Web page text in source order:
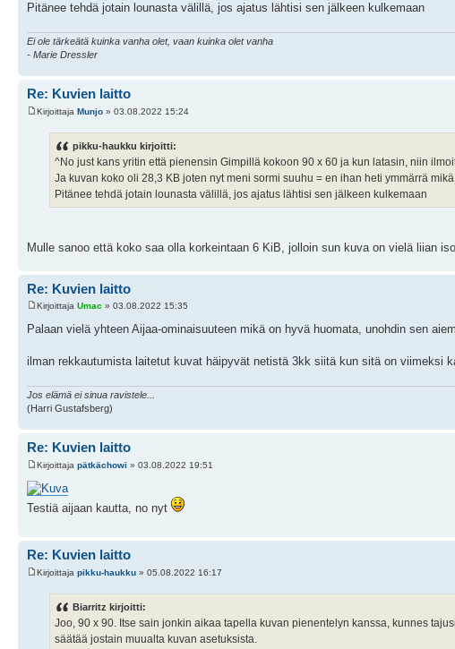
Pitänee tehdä jotain lounasta välillä, jos ajatus lähtisi sen jälkeen kulkemaan
Ei ole tärkeätä kuinka vanha olet, vaan kuinka olet vanha
- Marie Dressler
Re: Kuvien laitto
Kirjoittaja Munjo » 03.08.2022 15:24
pikku-haukku kirjoitti:
^No just kans yritin että pienensin Gimpillä kokoon 90 x 60 ja kun latasin, niin
Ja kuvan koko oli 28,3 KB joten nyt meni sormi suuhu = en ihan heti ymmärrä
Pitänee tehdä jotain lounasta välillä, jos ajatus lähtisi sen jälkeen kulkemaan
Mulle sanoo että koko saa olla korkeintaan 6 KiB, jolloin sun kuva on vielä liian
Re: Kuvien laitto
Kirjoittaja Umac » 03.08.2022 15:35
Palaan vielä yhteen Aijaa-ominaisuuteen mikä on hyvä huomata, unohdin sen
ilman rekkautumista laitetut kuvat häipyvät netistä 3kk siitä kun sitä on viimeksi
Jos elämä ei sinua ravistele...
(Harri Gustafsberg)
Re: Kuvien laitto
Kirjoittaja pätkächowi » 03.08.2022 19:51
Testiä aijaan kautta, no nyt
Re: Kuvien laitto
Kirjoittaja pikku-haukku » 05.08.2022 16:17
Biarritz kirjoitti:
Joo, 90 x 90. Itse sain jonkin aikaa tapella kuvan pienentelyn kanssa, kunnes
säätää jostain muualta kuvan asetuksista.